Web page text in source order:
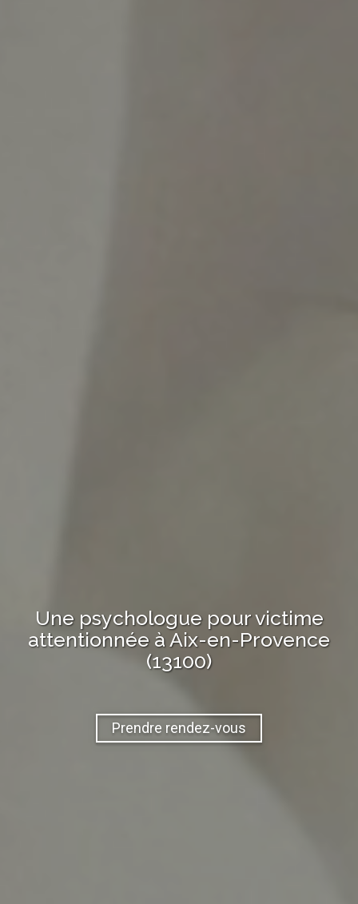
Une psychologue pour victime
attentionnée àAix-en-Provence
(13100)
Prendre rendez-vous